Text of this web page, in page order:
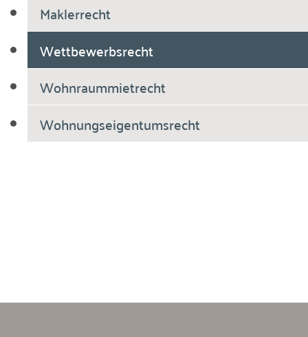
Maklerrecht
Wettbewerbsrecht
Wohnraummietrecht
Wohnungseigentumsrecht